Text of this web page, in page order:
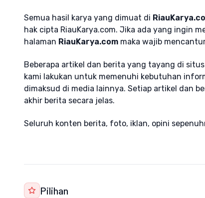
Semua hasil karya yang dimuat di
hak cipta RiauKarya.com. Jika ada yang ingin
halaman RiauKarya.com maka wajib
Beberapa artikel dan berita yang tayang di situs
kami lakukan untuk memenuhi kebutuhan
dimaksud di media lainnya. Setiap artikel dan
akhir berita secara jelas.
Seluruh konten berita, foto, iklan, opini
Pilihan